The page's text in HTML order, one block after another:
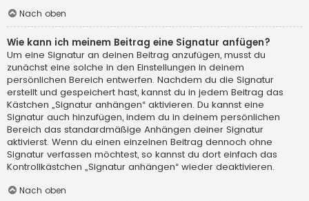
Nach oben
Wie kann ich meinem Beitrag eine Signatur anfügen?
Um eine Signatur an deinen Beitrag anzufügen, musst du
zunächst eine solche in den Einstellungen in deinem
persönlichen Bereich entwerfen. Nachdem du die Signatur
erstellt und gespeichert hast, kannst du in jedem Beitrag das
Kästchen „Signatur anhängen“ aktivieren. Du kannst eine
Signatur auch hinzufügen, indem du in deinem persönlichen
Bereich das standardmäßige Anhängen deiner Signatur
aktivierst. Wenn du einen einzelnen Beitrag dennoch ohne
Signatur verfassen möchtest, so kannst du dort einfach das
Kontrollkästchen „Signatur anhängen“ wieder deaktivieren.
Nach oben